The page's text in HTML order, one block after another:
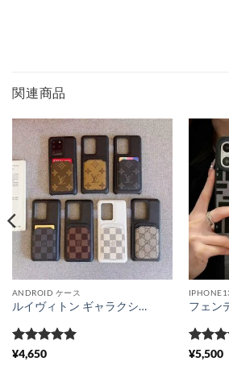
関連商品
ANDROID ケース
ルイヴィトン ギャラクシーケース s20 カード収納 galaxy s20+/note20 カバー メンズ 人気 ヴィトンパロディ galaxyノート10/note10+ケース ビジネス風 vuttion アンドロイドケース galaxys10 背面ポケット
5段階中
¥4,650 5段階中
¥5,500